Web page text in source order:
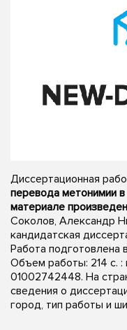
Диссертационная
перевода метонимии в
материале
Соколов, Александр
кандидатская
Работа подготовлена
Объем работы: 214 с. :
01002742448. На
сведения о
город, тип работы и